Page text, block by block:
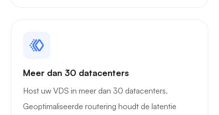
Meer dan 30 datacenters
Host uw VDS in meer dan 30 datacenters.
Geoptimaliseerde routering houdt de latentie